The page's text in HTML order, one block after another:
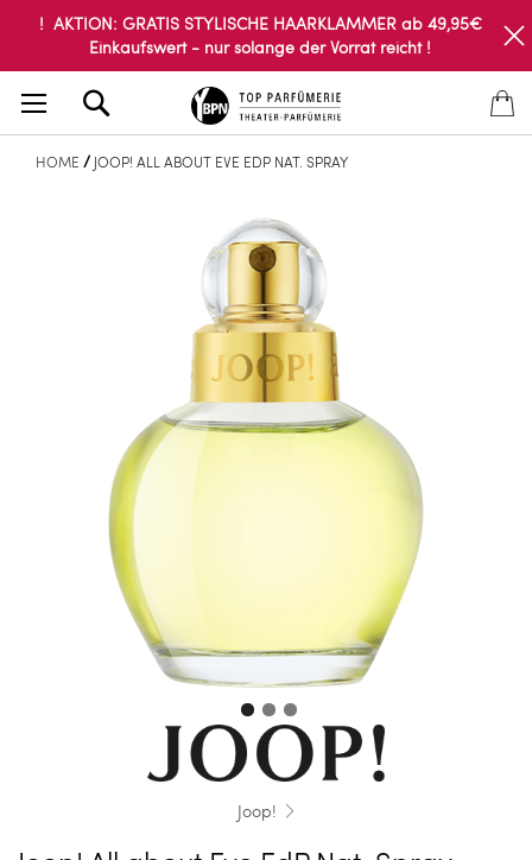
! AKTION: GRATIS STYLISCHE HAARKLAMMER ab 49,95€
Einkaufswert - nur solange der Vorrat reicht !
HOME JOOP! ALL ABOUT EVE EDP NAT. SPRAY
Joop!